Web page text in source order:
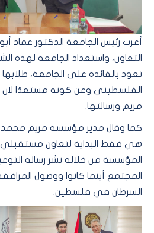
أعرب رئيس الجامعة الدكتور عماد
التعاون، واستعداد الجامعة لهذه
تعود بالفائدة على الجامعة،
الفلسطيني وعن كونه مستعدًا
مريم ورسالتها.
كما وقال مدير مؤسسة مريم محمد
هي فقط البداية لتعاون
المؤسسة من خلاله نشر رسالة
المجتمع أينما كانوا ووصول
السرطان في فلسطين.